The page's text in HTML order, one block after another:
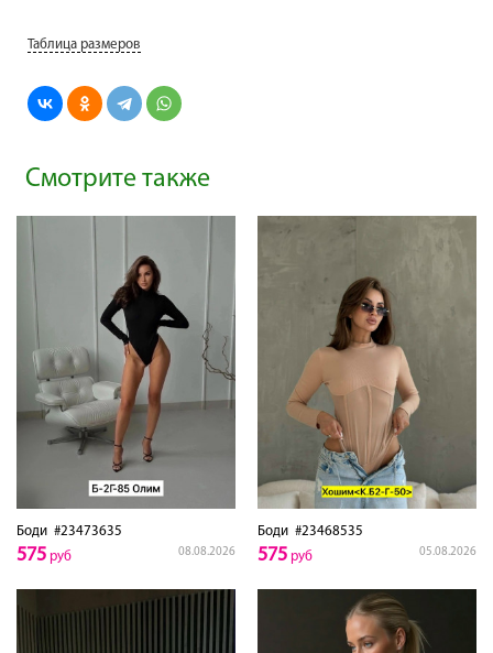
Таблица размеров
Смотрите также
Боди #23473635
08.08.2026
575 руб
Боди #23468535
05.08.2026
575 руб